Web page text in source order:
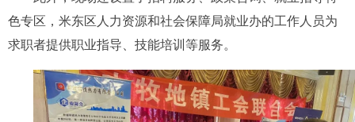
色专区，米东区人力资源和社会保障局就业办的工作人员为
求职者提供职业指导、技能培训等服务。